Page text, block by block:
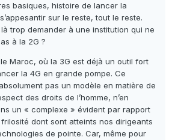
basiques, histoire de lancer la
sur le reste, tout le reste.
trop demander à une institution qui ne
à la 2G ?
Maroc, où la 3G est déjà un outil fort
la 4G en grande pompe. Ce
pas un modèle en matière de
des droits de l’homme, n’en
un « complexe » évident par rapport
dont sont atteints nos dirigeants
de pointe. Car, même pour